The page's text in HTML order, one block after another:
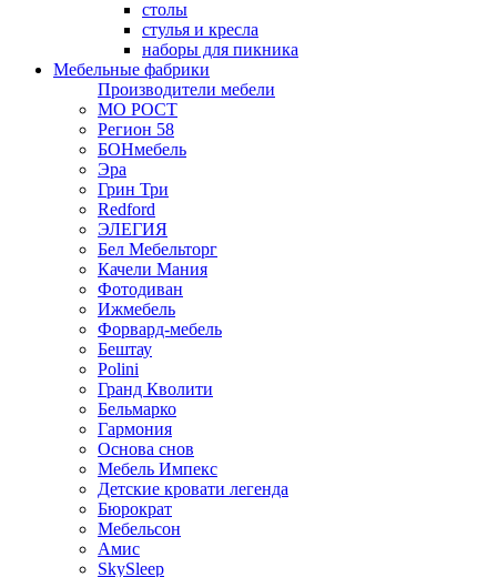
столы
стулья и кресла
наборы для пикника
Мебельные фабрики
Производители мебели
МО РОСТ
Регион 58
БОНмебель
Эра
Грин Три
Redford
ЭЛЕГИЯ
Бел Мебельторг
Качели Мания
Фотодиван
Ижмебель
Форвард-мебель
Бештау
Polini
Гранд Кволити
Бельмарко
Гармония
Основа снов
Мебель Импекс
Детские кровати легенда
Бюрократ
Мебельсон
Амис
SkySleep